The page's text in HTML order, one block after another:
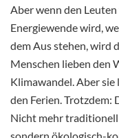
Aber wenn den
Energiewende wird,
dem Aus stehen, wird
Menschen lieben den
Klimawandel. Aber
den Ferien. Trotzdem:
Nicht mehr traditionell